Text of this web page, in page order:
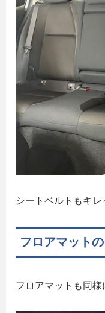
シートベルトもキレ
フロアマット
フロアマットも同様